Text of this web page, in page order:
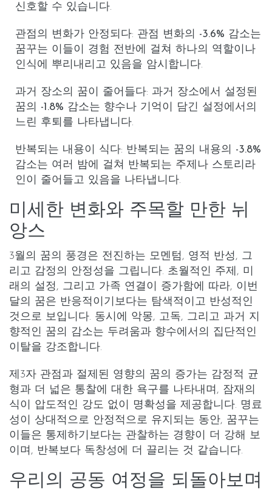
신호할 수 있습니다.
관점의 변화가 안정되다: 관점 변화의 -3.6% 감소는
꿈꾸는 이들이 경험 전반에 걸쳐 하나의 역할이나
인식에 뿌리내리고 있음을 암시합니다.
과거 장소의 꿈이 줄어들다: 과거 장소에서 설정된
꿈의 -1.8% 감소는 향수나 기억이 담긴 설정에서의
느린 후퇴를 나타냅니다.
반복되는 내용이 식다: 반복되는 꿈의 내용의 -3.8%
감소는 여러 밤에 걸쳐 반복되는 주제나 스토리라
인이 줄어들고 있음을 나타냅니다.
미세한 변화와 주목할 만한 뉘
앙스
3월의 꿈의 풍경은 전진하는 모멘텀, 영적 반성, 그
리고 감정의 안정성을 그립니다. 초월적인 주제, 미
래의 설정, 그리고 가족 연결이 증가함에 따라, 이번
달의 꿈은 반응적이기보다는 탐색적이고 반성적인
것으로 보입니다. 동시에 악몽, 고독, 그리고 과거 지
향적인 꿈의 감소는 두려움과 향수에서의 집단적인
이탈을 강조합니다.
제3자 관점과 절제된 영향의 꿈의 증가는 감정적 균
형과 더 넓은 통찰에 대한 욕구를 나타내며, 잠재의
식이 압도적인 강도 없이 명확성을 제공합니다. 명료
성이 상대적으로 안정적으로 유지되는 동안, 꿈꾸는
이들은 통제하기보다는 관찰하는 경향이 더 강해 보
이며, 반복보다 독창성에 더 끌리는 것 같습니다.
우리의 공동 여정을 되돌아보며